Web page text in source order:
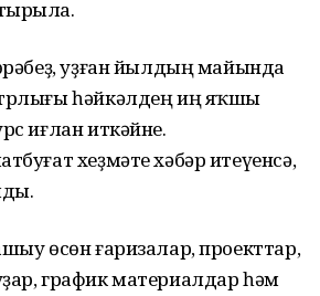
уҙған йылдың майында
һәйкәлдең иң яҡшы
иғлан иткәйне.
хеҙмәте хәбәр итеүенсә,
өсөн ғаризалар, проекттар,
график материалдар һәм